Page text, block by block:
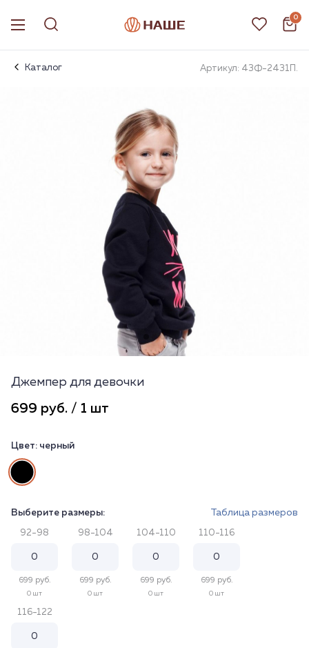
0
Каталог Артикул: 43Ф-2431П.
Джемпер для девочки
699 руб. / 1 шт
Цвет: черный
Выберите размеры: Таблица размеров
92-98
699 руб.
0 шт
98-104
699 руб.
0 шт
104-110
699 руб.
0 шт
110-116
699 руб.
0 шт
116-122